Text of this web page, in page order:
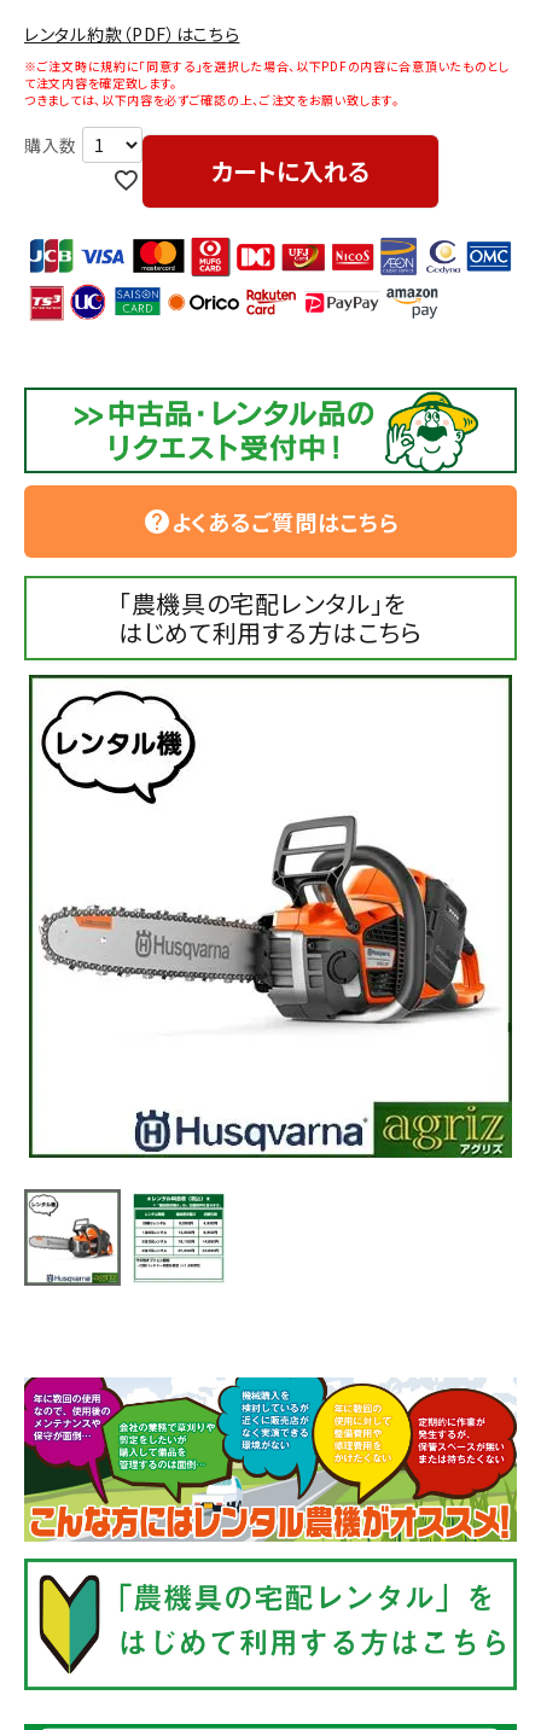
レンタル約款（PDF）はこちら
※ご注文時に規約に「同意する」を選択した場合、以下PDFの内容に合意頂いたものとし
て注文内容を確定致します。
つきましては、以下内容を必ずご確認の上、ご注文をお願い致します。
カートに入れる
helpよくあるご質問はこちら
「農機具の宅配レンタル」を
はじめて利用する方はこちら